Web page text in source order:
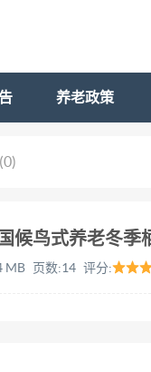
养老政策
候鸟式养老冬季
MB 页数:14 评分: